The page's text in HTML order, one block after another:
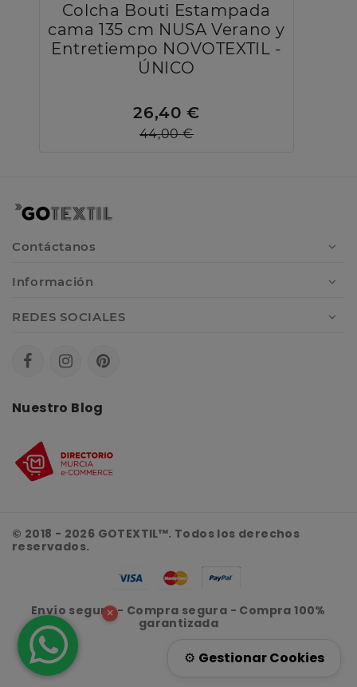
Colcha Bouti Estampada
cama 135 cm NUSA Verano y
Entretiempo NOVOTEXTIL -
ÚNICO
26,40 €
44,00 €
⚙️ Gestionar Cookies
×
Contáctanos
Información
REDES SOCIALES
Nuestro Blog
© 2018 - 2026 GOTEXTIL™. Todos los derechos
reservados.
Envío seguro - Compra segura - Compra 100%
garantizada